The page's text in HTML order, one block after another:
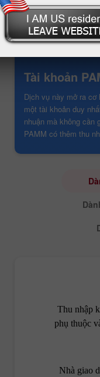
Tài khoản
Dịch vụ này mở ra
một tài khoản duy
nhuận mà không cần
PAMM có thêm thu
Thu nhập
phụ thuộc
Nhà giao